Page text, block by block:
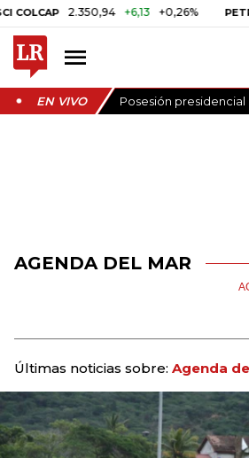
2.350,94 +6,13 +0,26%
EN VIVO Posesión
AGENDA DEL MAR
Últimas noticias sobre: Agenda